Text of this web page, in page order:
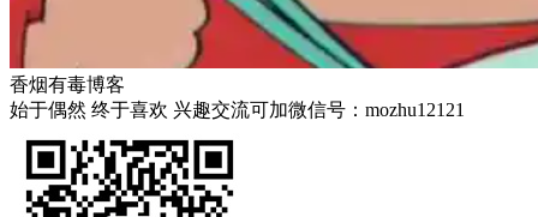
香烟有毒博客
始于偶然 终于喜欢 兴趣交流可加微信号：mozhu12121